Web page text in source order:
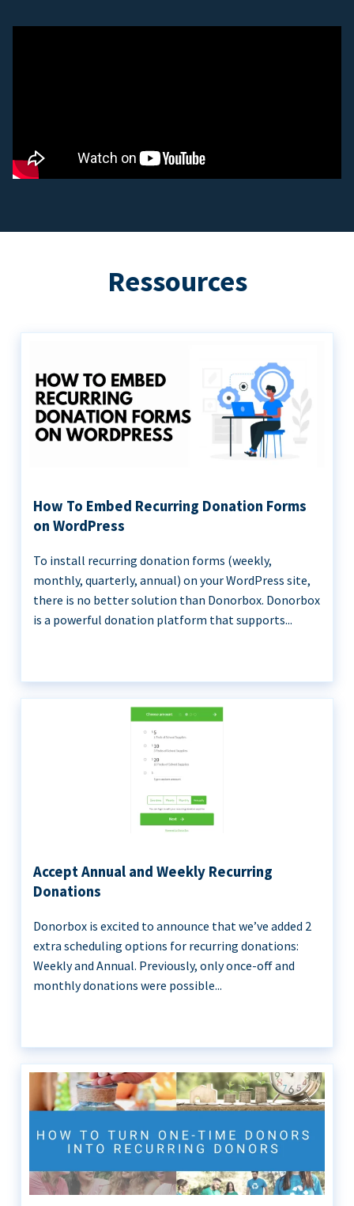
Ressources
How To Embed Recurring Donation Forms
on WordPress
To install recurring donation forms (weekly,
monthly, quarterly, annual) on your WordPress site,
there is no better solution than Donorbox. Donorbox
is a powerful donation platform that supports...
Accept Annual and Weekly Recurring
Donations
Donorbox is excited to announce that we’ve added 2
extra scheduling options for recurring donations:
Weekly and Annual. Previously, only once-off and
monthly donations were possible...